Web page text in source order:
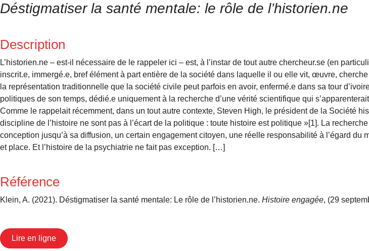
Déstigmatiser la santé mentale: le rôle de l’historien.ne
Description
L’historien.ne – est-il nécessaire de le rappeler ici – est, à l’instar de tout autre chercheur.se (en
inscrit.e, immergé.e, bref élément à part entière de la société dans laquelle il ou elle vit, œuvre,
la représentation traditionnelle que la société civile peut parfois en avoir, enfermé.e dans sa tour
politiques de son temps, dédié.e uniquement à la recherche d’une vérité scientifique qui
Comme le rappelait récemment, dans un tout autre contexte, Steven High, le président de la Société
discipline de l’histoire ne sont pas à l’écart de la politique : toute histoire est politique »[1]. La
conception jusqu’à sa diffusion, un certain engagement citoyen, une réelle responsabilité à l’égard du
et place. Et l’histoire de la psychiatrie ne fait pas exception. […]
Référence
Klein, A. (2021). Déstigmatiser la santé mentale: Le rôle de l’historien.ne. Histoire engagée, (29
Lire en ligne